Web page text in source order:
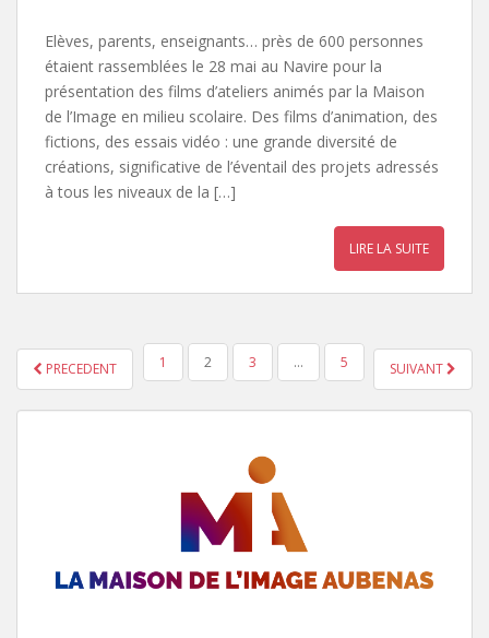
Elèves, parents, enseignants… près de 600 personnes
étaient rassemblées le 28 mai au Navire pour la
présentation des films d’ateliers animés par la Maison
de l’Image en milieu scolaire. Des films d’animation, des
fictions, des essais vidéo : une grande diversité de
créations, significative de l’éventail des projets adressés
à tous les niveaux de la […]
LIRE LA SUITE
NAVIGATION DES ARTICLES
PRECEDENT 1 2 3 … 5 SUIVANT